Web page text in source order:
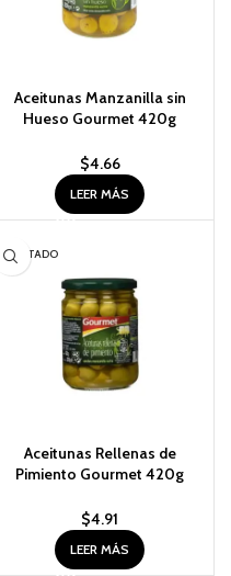
Aceitunas Manzanilla sin
Hueso Gourmet 420g
$4.66
LEER MÁS
AGOTADO
Aceitunas Rellenas de
Pimiento Gourmet 420g
$4.91
LEER MÁS